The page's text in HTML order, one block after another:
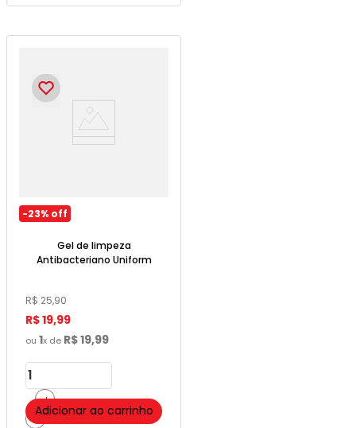
-23% off
Gel de limpeza
Antibacteriano Uniform
R$ 25,90
R$19,99
ou 1x de R$19,99
＋
－Adicionar ao carrinho